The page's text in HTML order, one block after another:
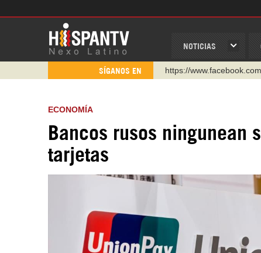
NOTICIAS
SÍGANOS EN
https://
https://
https://urmedium.com/c/
ECONOMÍA
Bancos rusos ningunean
tarjetas